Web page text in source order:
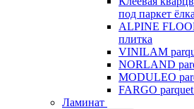
под паркет ёлка
ALPINE
плитка
VINILAM
NORLAND
MODULEO
FARGO
Ламинат